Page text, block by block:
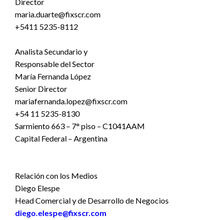
maria.duarte@fixscr.com
+5411 5235-8112
Analista Secundario y
Responsable del Sector
María Fernanda López
Senior Director
mariafernanda.lopez@fixscr.com
+54 11 5235-8130
Sarmiento 663 – 7° piso – C1041AAM
Capital Federal – Argentina
Relación con los Medios
Diego Elespe
Head Comercial y de Desarrollo de Negocios
diego.elespe@fixscr.com